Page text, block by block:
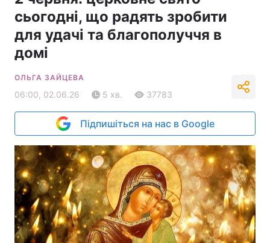
сьогодні, що радять зробити
для удачі та благополуччя в
домі
ОЛЬГА ЗАЙЦЕВА
06:00, 02.06.26 5 хв. 37783
Підпишіться на нас в Google